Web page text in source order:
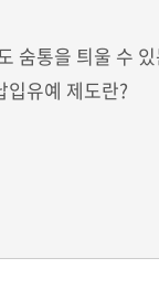
숨통을 틔울 수
입유예 제도란?